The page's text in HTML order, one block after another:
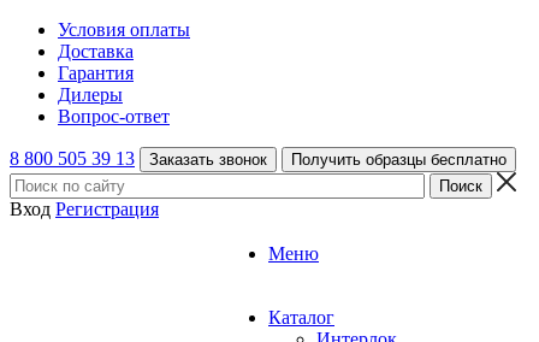
Условия оплаты
Доставка
Гарантия
Дилеры
Вопрос-ответ
8 800 505 39 13 Заказать звонок Получить образцы бесплатно
Вход Регистрация
Меню
Каталог